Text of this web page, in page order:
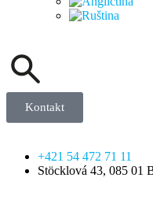
Kontakt
+421 54 472 71 11
Stöcklová 43, 085 01